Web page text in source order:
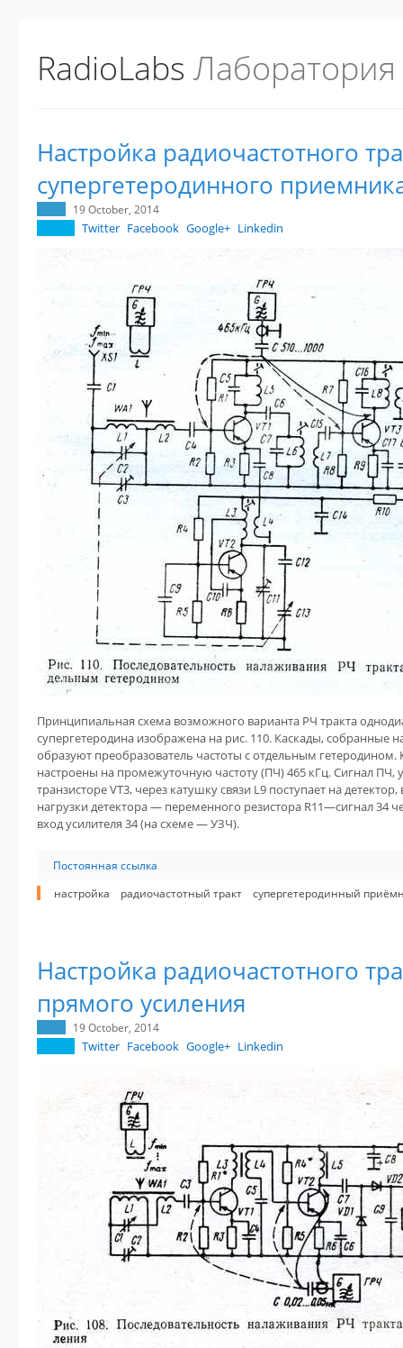
RadioLabs
Настройка радиочастотного
супергетеродинного
19 October, 2014
Twitter Facebook Google+ Linkedin
Принципиальная схема возможного варианта РЧ тракта
супергетеродина изображена на рис. 110. Каскады, собранные
образуют преобразователь частоты с отдельным гетеродином.
настроены на промежуточную частоту (ПЧ) 465 кГц. Сигнал ПЧ,
транзисторе VT3, через катушку связи L9 поступает на
нагрузки детектора — переменного резистора R11—сигнал 34
вход усилителя 34 (на схеме — УЗЧ).
Постоянная ссылка
настройка
радиочастотный тракт супергетеродинный
Настройка радиочастотного
прямого усиления
19 October, 2014
Twitter Facebook Google+ Linkedin